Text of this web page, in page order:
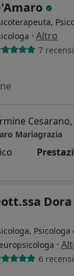
· Altro
7
Mariagrazia
Psicologa
·
6